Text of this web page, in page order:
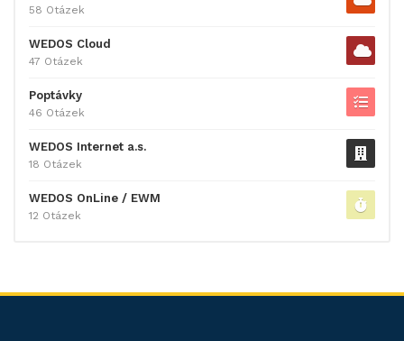
58 Otázek
WEDOS Cloud
47 Otázek
Poptávky
46 Otázek
WEDOS Internet a.s.
18 Otázek
WEDOS OnLine / EWM
12 Otázek